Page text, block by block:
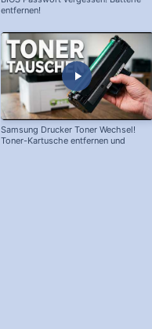
entfernen!
Samsung Drucker Toner Wechsel!
Toner-Kartusche entfernen und